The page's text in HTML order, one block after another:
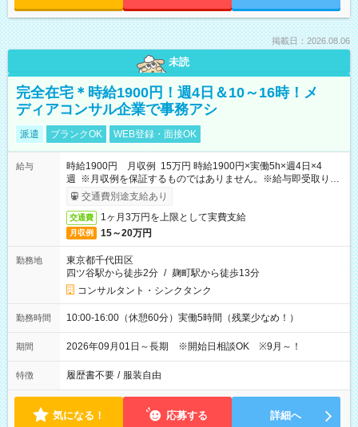
掲載日：2026.08.06
未読
完全在宅＊時給1900円！週4日＆10～16時！メ
ディアコンサル企業で事務アシ
派遣 ブランクOK WEB登録・面接OK
給与
時給1900円 月収例 15万円 時給1900円×実働5h×週4日×4
週 ※月収例を保証するものではありません。※給与即受取りサ
ービス利用可（利用条件有）
交通費別途支給あり
交通費 1ヶ月3万円を上限として実費支給
月収例 15～20万円
勤務地
東京都千代田区
四ツ谷駅から徒歩2分 / 麹町駅から徒歩13分
コンサルタント・シンクタンク
勤務時間 10:00-16:00（休憩60分）実働5時間（残業少なめ！）
期間 2026年09月01日～長期 ※開始日相談OK ※9月～！
特徴 履歴書不要 / 服装自由
気になる！ 応募する 詳細へ